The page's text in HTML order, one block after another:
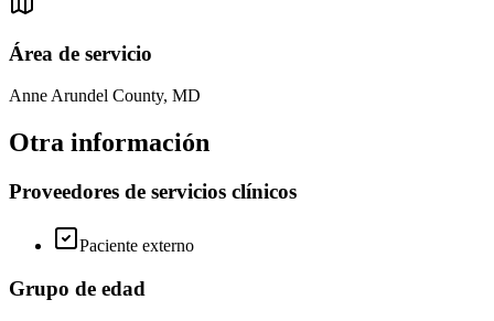
Área de servicio
Anne Arundel County, MD
Otra información
Proveedores de servicios clínicos
Paciente externo
Grupo de edad